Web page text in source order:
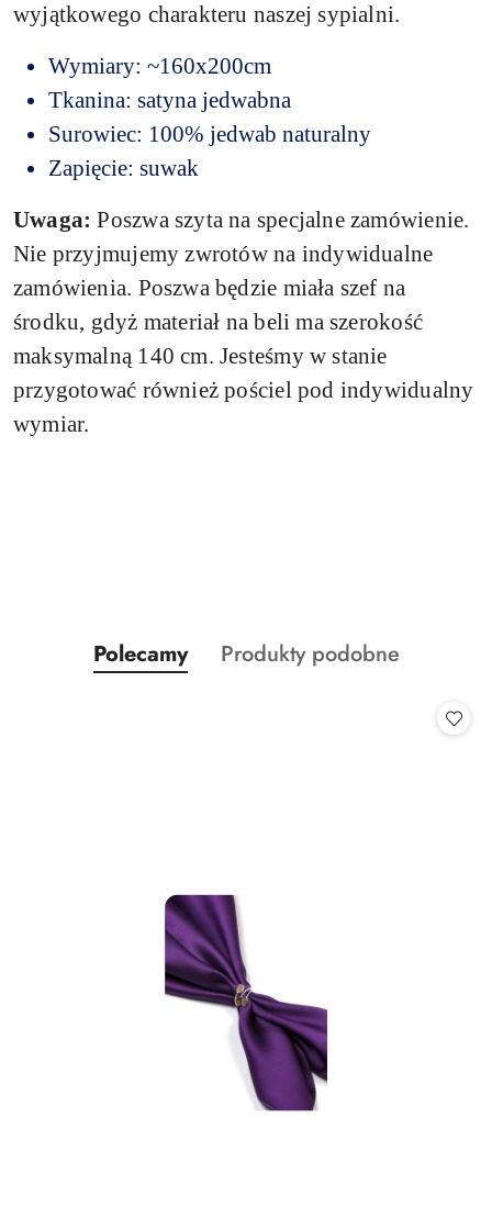
wyjątkowego charakteru naszej sypialni.
Wymiary: ~160x200cm
Tkanina: satyna jedwabna
Surowiec: 100% jedwab naturalny
Zapięcie: suwak
Uwaga: Poszwa szyta na specjalne zamówienie.
Nie przyjmujemy zwrotów na indywidualne
zamówienia. Poszwa będzie miała szef na
środku, gdyż materiał na beli ma szerokość
maksymalną 140 cm. Jesteśmy w stanie
przygotować również pościel pod indywidualny
wymiar.
Pomiń karuzelę produktów
Produkty
o
Polecamy
Produkty
Produkty podobne